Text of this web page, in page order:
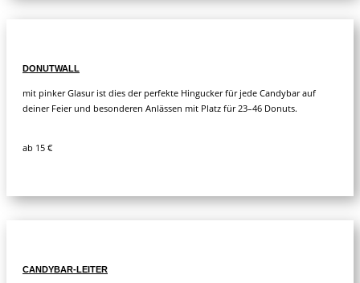
DONUTWALL
mit pinker Glasur ist dies der perfekte Hingucker für jede Candybar auf
deiner Feier und besonderen Anlässen mit Platz für 23–46 Donuts.
ab 15 €
CANDYBAR-LEITER